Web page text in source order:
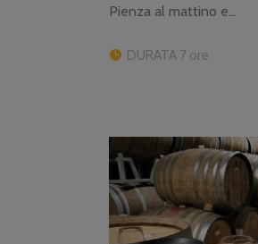
Pienza al mattino e...
DURATA 7 ore